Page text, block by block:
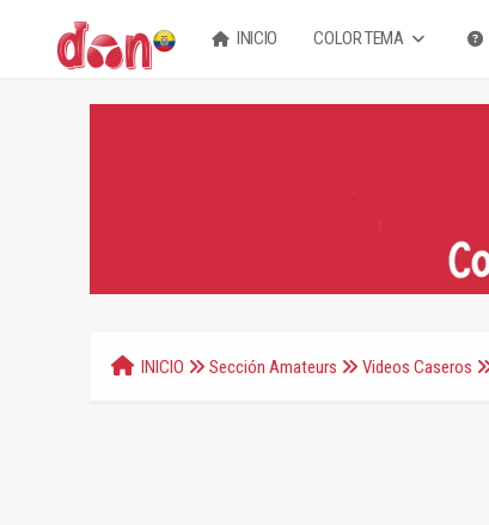
INICIO COLOR TEMA
INICIO Sección Amateurs Videos Caseros